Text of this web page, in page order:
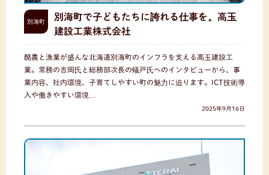
別海町
別海町で子どもたちに誇れる仕事を。高玉
建設工業株式会社
酪農と漁業が盛んな北海道別海町のインフラを支える高玉建設工
業。常務の吉岡氏と総務部次長の蟻戸氏へのインタビューから、事
業内容、社内環境、子育てしやすい町の魅力に迫ります。ICT技術導
入や働きやすい環境…
2025年9月16日